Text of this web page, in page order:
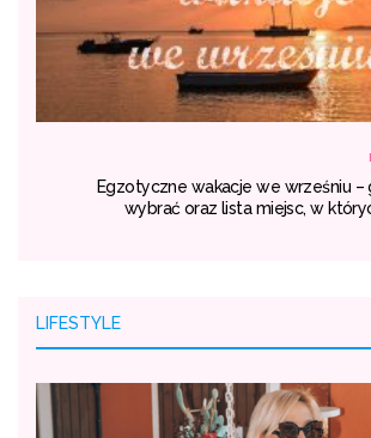
Egzotyczne wakacje we wrześniu –
wybrać oraz lista miejsc, w
LIFESTYLE